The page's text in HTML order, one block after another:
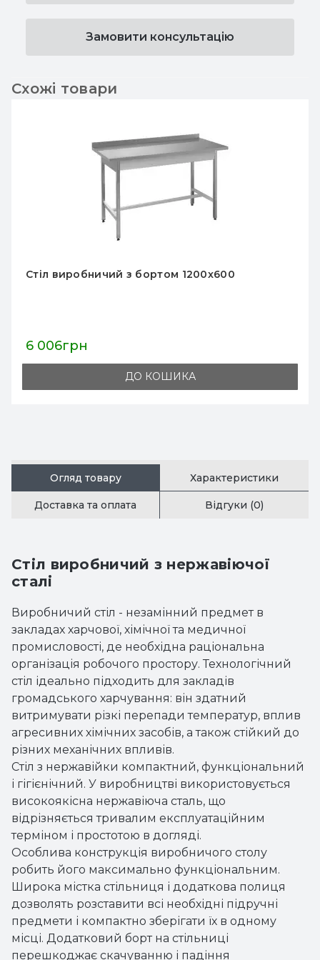
Замовити консультацію
Схожі товари
Стіл виробничий з бортом 1800x600
ДО КОШИКА
Огляд товару Характеристики
Доставка та оплата Відгуки (0)
Стіл виробничий з нержавіючої
сталі
Виробничий стіл - незамінний предмет в
закладах харчової, хімічної та медичної
промисловості, де необхідна раціональна
організація робочого простору. Технологічний
стіл ідеально підходить для закладів
громадського харчування: він здатний
витримувати різкі перепади температур, вплив
агресивних хімічних засобів, а також стійкий до
різних механічних впливів.
Стіл з нержавійки компактний, функціональний
і гігієнічний. У виробництві використовується
високоякісна нержавіюча сталь, що
відрізняється тривалим експлуатаційним
терміном і простотою в догляді.
Особлива конструкція виробничого столу
робить його максимально функціональним.
Широка містка стільниця і додаткова полиця
дозволять розставити всі необхідні підручні
предмети і компактно зберігати їх в одному
місці. Додатковий борт на стільниці
перешкоджає скачуванню і падіння